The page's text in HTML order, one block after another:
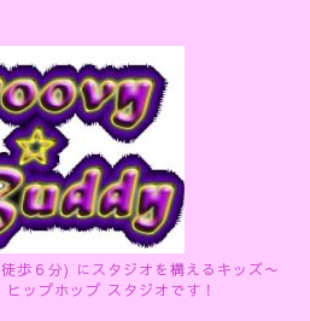
歩６分) にスタジオを構えるキッズ〜
ップホップ スタジオです！